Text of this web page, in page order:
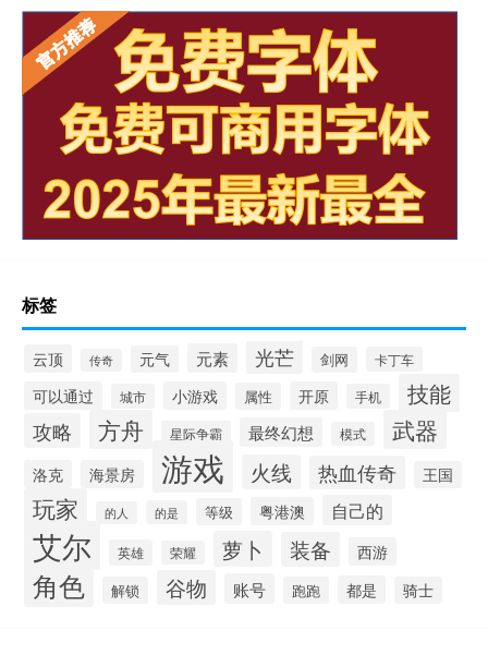
标签
云顶 传奇 元气 元素 光芒 剑网 卡丁车
可以通过 城市 小游戏 属性 开原 手机 技能
攻略 方舟 星际争霸 最终幻想 模式 武器
洛克 海景房 游戏 火线 热血传奇 王国
玩家 的人 的是 等级 粤港澳 自己的
艾尔 英雄 荣耀 萝卜 装备 西游
角色 解锁 谷物 账号 跑跑 都是 骑士